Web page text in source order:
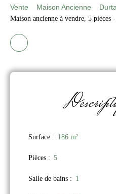
Vente Maison Ancienne
Maison ancienne à vendre, 5 pièces
Surface : 186 m²
Pièces : 5
Salle de bains : 1